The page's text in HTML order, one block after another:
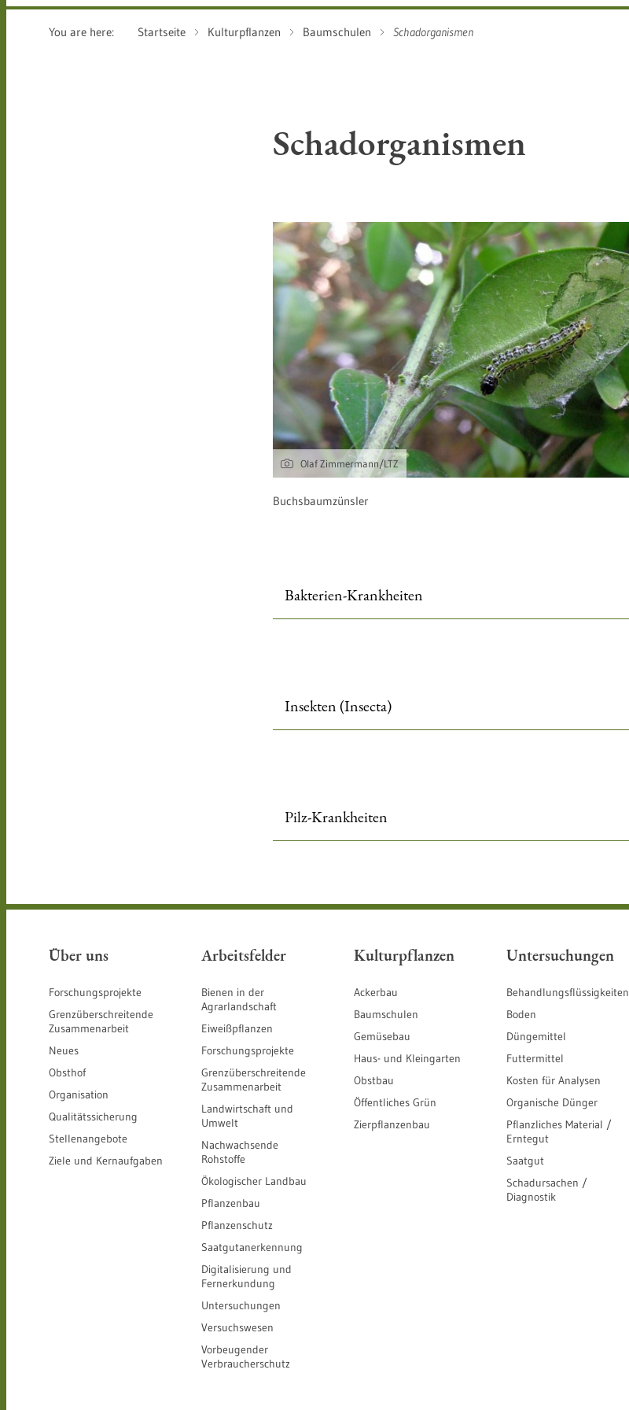
You are here: Startseite Kulturpflanzen Baumschulen Schadorganismen
Schadorganismen
Olaf Zimmermann/LTZ
Buchsbaumzünsler
Bakterien-Krankheiten
Insekten (Insecta)
Pilz-Krankheiten
Über uns
Forschungsprojekte
Grenzüberschreitende
Zusammenarbeit
Neues
Obsthof
Organisation
Qualitätssicherung
Stellenangebote
Ziele und Kernaufgaben
Arbeitsfelder
Bienen in der
Agrarlandschaft
Eiweißpflanzen
Forschungsprojekte
Grenzüberschreitende
Zusammenarbeit
Landwirtschaft und
Umwelt
Nachwachsende
Rohstoffe
Ökologischer Landbau
Pflanzenbau
Pflanzenschutz
Saatgutanerkennung
Digitalisierung und
Fernerkundung
Untersuchungen
Versuchswesen
Vorbeugender
Verbraucherschutz
Kulturpflanzen
Ackerbau
Baumschulen
Gemüsebau
Haus- und Kleingarten
Obstbau
Öffentliches Grün
Zierpflanzenbau
Untersuchungen
Behandlungsflüssigkeiten
Boden
Düngemittel
Futtermittel
Kosten für Analysen
Organische Dünger
Pflanzliches Material /
Erntegut
Saatgut
Schadursachen /
Diagnostik